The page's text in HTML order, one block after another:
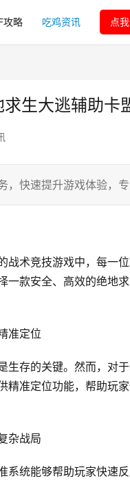
攻略 吃鸡资讯 点
生大逃辅助卡
快速提升游戏体验，专
战术竞技游戏中，每一
一款安全、高效的绝地
准定位
生存的关键。然而，对
精准定位功能，帮助玩
杂战局
系统能够帮助玩家快速